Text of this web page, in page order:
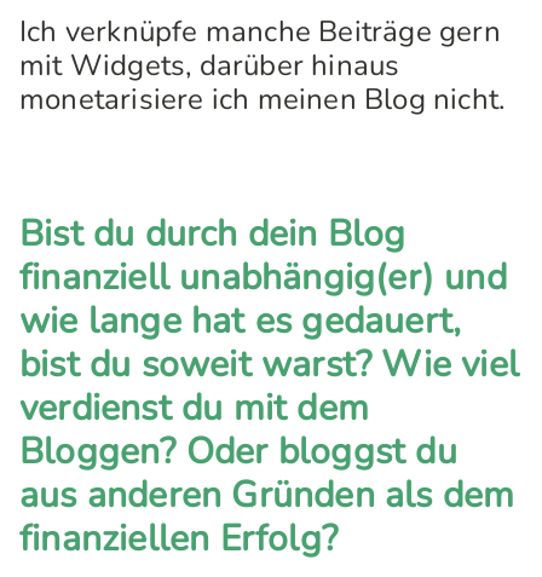
Ich verknüpfe manche Beiträge gern
mit Widgets, darüber hinaus
monetarisiere ich meinen Blog nicht.
Bist du durch dein Blog
finanziell unabhängig(er) und
wie lange hat es gedauert,
bist du soweit warst? Wie viel
verdienst du mit dem
Bloggen? Oder bloggst du
aus anderen Gründen als dem
finanziellen Erfolg?